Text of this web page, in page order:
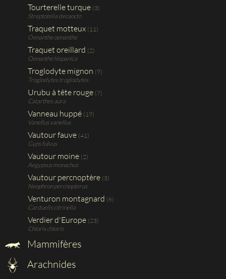
Tourterelle turque (3)
Streptotelia decaocto
Traquet motteux (11)
Oenanthe oenanthe
Traquet oreillard (2)
Oenanthe hispanica
Troglodyte mignon (9)
Troglodytes troglodytes
Urubu à tête rouge (7)
Catarthes aura
Vanneau huppé (19)
Vanellus vanellus
Vautour fauve (41)
Gyps fulvus
Vautour moine (2)
Aegypsus monachus
Vautour percnoptère (3)
Neophron percnopterus
Venturon montagnard (6)
Carduelis citrinella
Verdier d'Europe (23)
Chloris chloris
Mammifères
Arachnides